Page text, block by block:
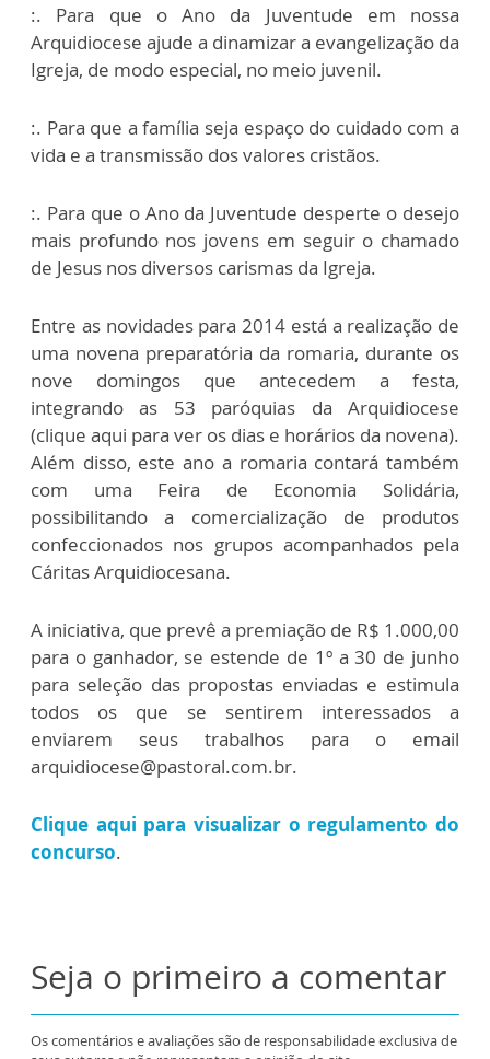
:. Para que o Ano da Juventude em nossa
Arquidiocese ajude a dinamizar a evangelização da
Igreja, de modo especial, no meio juvenil.
:. Para que a família seja espaço do cuidado com a
vida e a transmissão dos valores cristãos.
:. Para que o Ano da Juventude desperte o desejo
mais profundo nos jovens em seguir o chamado
de Jesus nos diversos carismas da Igreja.
Entre as novidades para 2014 está a realização de
uma novena preparatória da romaria, durante os
nove domingos que antecedem a festa,
integrando as 53 paróquias da Arquidiocese
(clique aqui para ver os dias e horários da novena).
Além disso, este ano a romaria contará também
com uma Feira de Economia Solidária,
possibilitando a comercialização de produtos
confeccionados nos grupos acompanhados pela
Cáritas Arquidiocesana.
A iniciativa, que prevê a premiação de R$ 1.000,00
para o ganhador, se estende de 1º a 30 de junho
para seleção das propostas enviadas e estimula
todos os que se sentirem interessados a
enviarem seus trabalhos para o email
arquidiocese@pastoral.com.br.
Clique aqui para visualizar o regulamento do
concurso.
Seja o primeiro a comentar
Os comentários e avaliações são de responsabilidade exclusiva de